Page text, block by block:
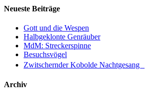
Neueste Beiträge
Gott und die Wespen
Halbgeklonte Genräuber
MdM: Streckerspinne
Besuchsvögel
Zwitschernder Kobolde Nachtgesang
Archiv